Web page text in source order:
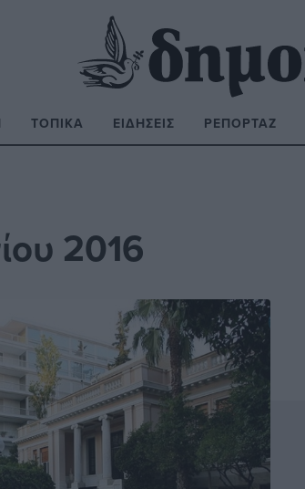
ΤΟΠΙΚΆ ΕΙΔΉΣΕΙΣ ΡΕΠΟΡΤΆΖ
2016